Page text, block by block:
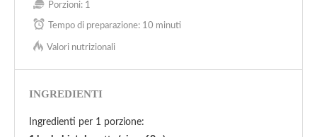
Porzioni: 1
Tempo di preparazione: 10 minuti
Valori nutrizionali
INGREDIENTI
Ingredienti per 1 porzione: